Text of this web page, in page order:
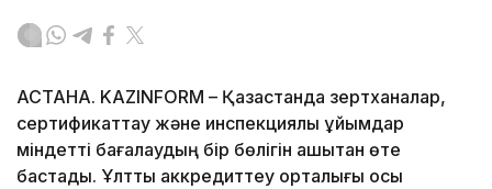
АСТАНА. KAZINFORM – Қазақстанда зертханалар,
сертификаттау және инспекциялық ұйымдар
міндетті бағалаудың бір бөлігін қашықтан өте
бастады. Ұлттық аккредиттеу орталығы осы